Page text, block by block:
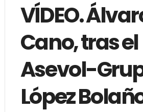
VÍDEO.
Cano, tras el
Asevol-
López